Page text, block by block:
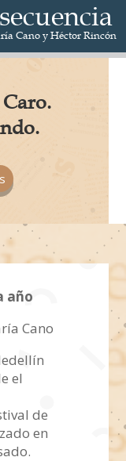
Cano y Héctor Rincón
año
Cano
el
de
en